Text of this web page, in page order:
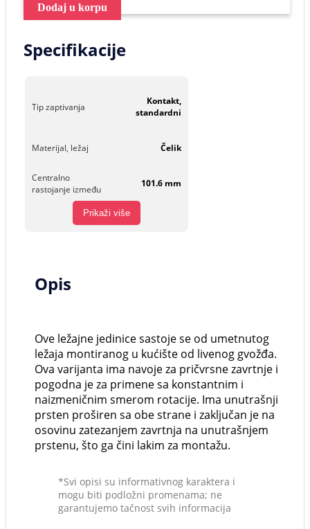
Dodaj u korpu
Specifikacije
Tip zaptivanja
Kontakt,
standardni
Materijal, ležaj Čelik
Centralno
rastojanje između
101.6 mm
Prikaži više
Opis
Ove ležajne jedinice sastoje se od umetnutog
ležaja montiranog u kućište od livenog gvožđa.
Ova varijanta ima navoje za pričvrsne zavrtnje i
pogodna je za primene sa konstantnim i
naizmeničnim smerom rotacije. Ima unutrašnji
prsten proširen sa obe strane i zaključan je na
osovinu zatezanjem zavrtnja na unutrašnjem
prstenu, što ga čini lakim za montažu.
*Svi opisi su informativnog karaktera i
mogu biti podložni promenama; ne
garantujemo tačnost svih informacija